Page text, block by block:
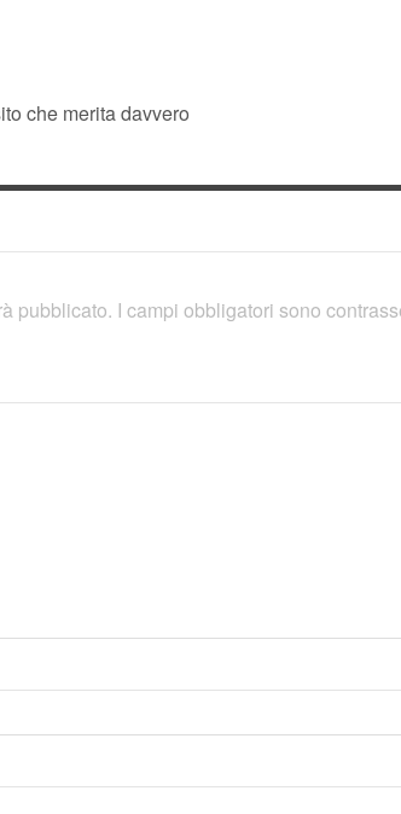
che merita davvero
pubblicato. I campi obbligatori sono